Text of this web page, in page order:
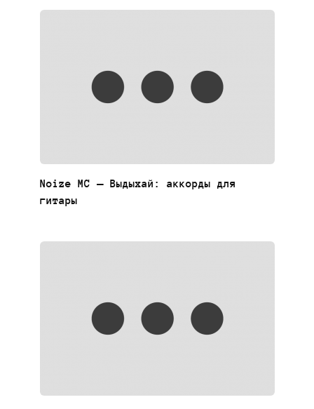
Noize MC — Выдыхай: аккорды для
гитары